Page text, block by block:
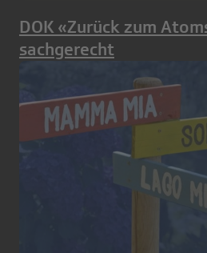
DOK «Zurück zum
sachgerecht